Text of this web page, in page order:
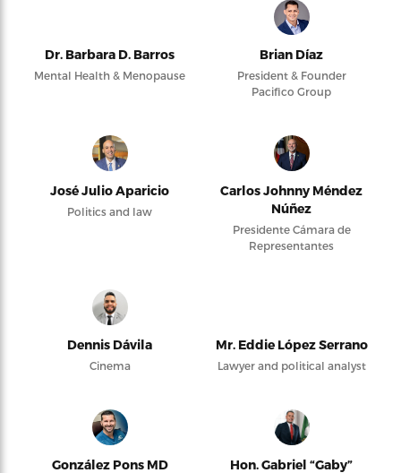
Dr. Barbara D. Barros
Mental Health & Menopause
Brian Díaz
President & Founder
Pacifico Group
José Julio Aparicio
Politics and law
Carlos Johnny Méndez
Núñez
Presidente Cámara de
Representantes
Dennis Dávila
Cinema
Mr. Eddie López Serrano
Lawyer and political analyst
González Pons MD
Hon. Gabriel “Gaby”